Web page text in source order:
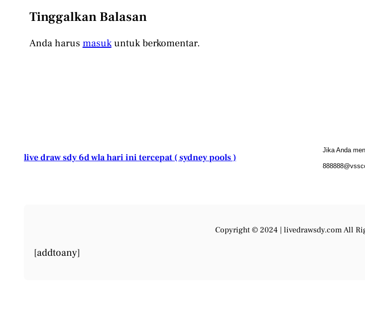
Tinggalkan Balasan
Anda harusmasukuntuk berkomentar.
live draw sdy 6d wla hari ini tercepat ( sydney pools )
Jika Anda
Copyright © 2024 | livedrawsdy.com All
[addtoany]